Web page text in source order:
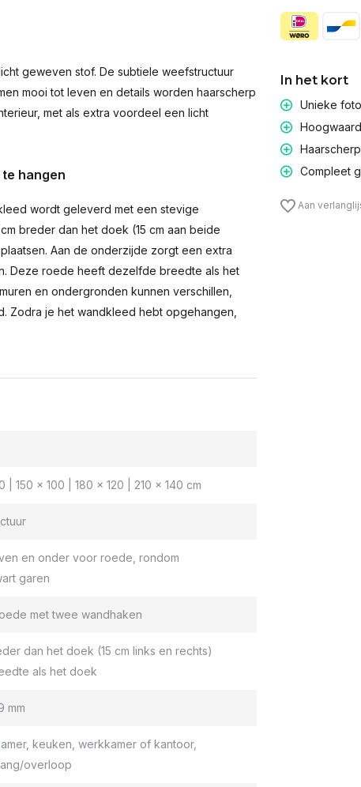
geweven stof. De subtiele weefstructuur
mooi tot leven en details worden haarscherp
met als extra voordeel een licht
hangen
wordt geleverd met een stevige
breder dan het doek (15 cm aan beide
Aan de onderzijde zorgt een extra
Deze roede heeft dezelfde breedte als het
en ondergronden kunnen verschillen,
Zodra je het wandkleed hebt opgehangen,
150 x 100 | 180 x 120 | 210 x 140 cm
en onder voor roede, rondom
garen
met twee wandhaken
dan het doek (15 cm links en rechts)
als het doek
mm
keuken, werkkamer of kantoor,
overloop
In het kort
Unieke
Compleet
Aan